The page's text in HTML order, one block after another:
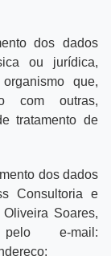
dos dados
ou jurídica,
que,
com outras,
tratamento de
dos dados
Consultoria e
Soares,
e-mail: